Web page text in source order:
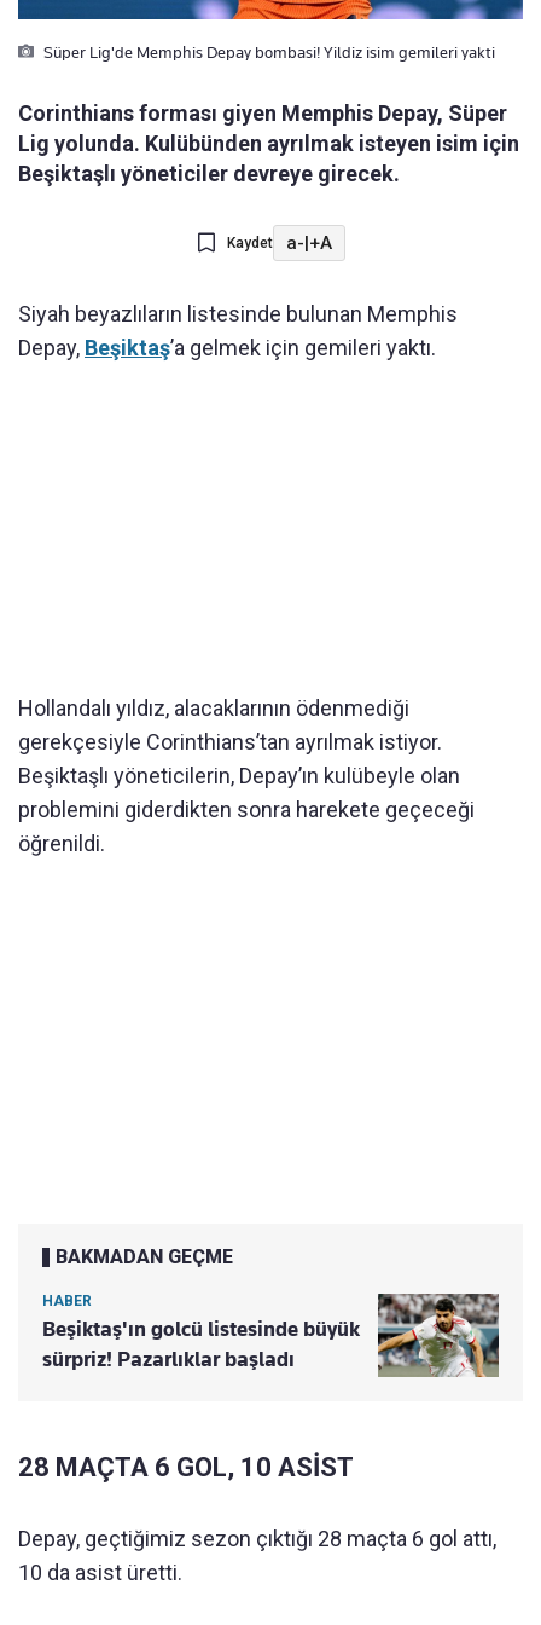
Süper Lig'de Memphis Depay bombasi! Yildiz isim gemileri yakti
Corinthians forması giyen Memphis Depay, Süper
Lig yolunda. Kulübünden ayrılmak isteyen isim için
Beşiktaşlı yöneticiler devreye girecek.
Kaydet a-|+A
Siyah beyazlıların listesinde bulunan Memphis
Depay, Beşiktaş’a gelmek için gemileri yaktı.
Hollandalı yıldız, alacaklarının ödenmediği
gerekçesiyle Corinthians’tan ayrılmak istiyor.
Beşiktaşlı yöneticilerin, Depay’ın kulübeyle olan
problemini giderdikten sonra harekete geçeceği
öğrenildi.
BAKMADAN GEÇME
HABER
Beşiktaş'ın golcü listesinde büyük
sürpriz! Pazarlıklar başladı
28 MAÇTA 6 GOL, 10 ASİST
Depay, geçtiğimiz sezon çıktığı 28 maçta 6 gol attı,
10 da asist üretti.